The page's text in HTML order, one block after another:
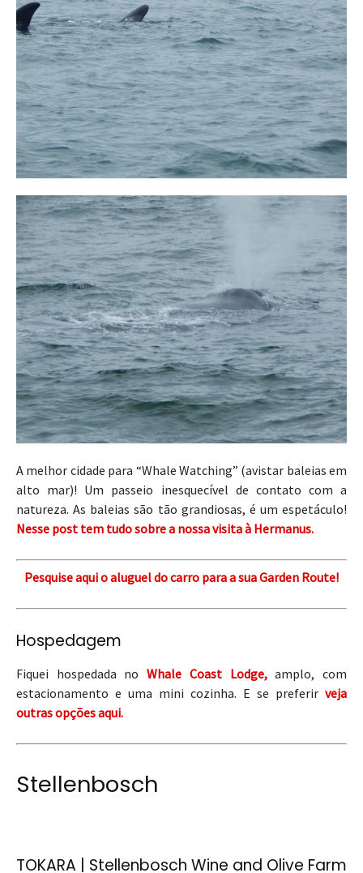
A melhor cidade para “Whale Watching” (avistar baleias em
alto mar)! Um passeio inesquecível de contato com a
natureza. As baleias são tão grandiosas, é um espetáculo!
Nesse post tem tudo sobre a nossa visita à Hermanus.
Pesquise aqui o aluguel do carro para a sua Garden Route!
Hospedagem
Fiquei hospedada no Whale Coast Lodge,amplo, com
estacionamento e uma mini cozinha. E se preferir veja
outras opções aqui.
Stellenbosch
TOKARA | Stellenbosch Wine and Olive Farm